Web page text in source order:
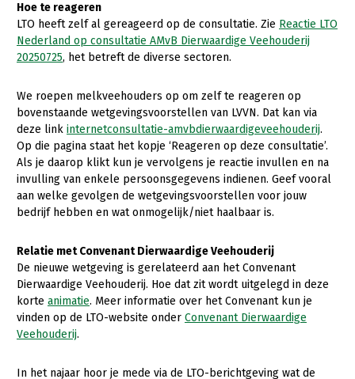
Sectoren
Dier
Geitenhouderij
Kalverhouderij
Konijnenhouderij
Melkveehouderij
Paardenhouderij
Schapenhouderij
Varkenshouderij
Vleesveehouderij
Akkerbouw
Biologische Landbouw
Bollenteelt
Bomen, vaste planten en zomerbloemen
Fruitteelt
Paddenstoelen
Vollegrondsgroente
Multifunctionele landbouw
Multifunctioneel
Vrouw en Bedrijf
Onderwerpen
Nieuws
Nieuwsabonnement
Over LTO
LTO Nederland
Mensen
Hoe te reageren
LTO heeft zelf al gereageerd op de consultatie. Zie Reactie LTO
Nederland op consultatie AMvB Dierwaardige Veehouderij
20250725, het betreft de diverse sectoren.
We roepen melkveehouders op om zelf te reageren op
bovenstaande wetgevingsvoorstellen van LVVN. Dat kan via
deze link internetconsultatie-amvbdierwaardigeveehouderij.
Op die pagina staat het kopje ‘Reageren op deze consultatie’.
Als je daarop klikt kun je vervolgens je reactie invullen en na
invulling van enkele persoonsgegevens indienen. Geef vooral
aan welke gevolgen de wetgevingsvoorstellen voor jouw
bedrijf hebben en wat onmogelijk/niet haalbaar is.
Relatie met Convenant Dierwaardige Veehouderij
De nieuwe wetgeving is gerelateerd aan het Convenant
Dierwaardige Veehouderij. Hoe dat zit wordt uitgelegd in deze
korte animatie. Meer informatie over het Convenant kun je
vinden op de LTO-website onder Convenant Dierwaardige
Veehouderij.
In het najaar hoor je mede via de LTO-berichtgeving wat de